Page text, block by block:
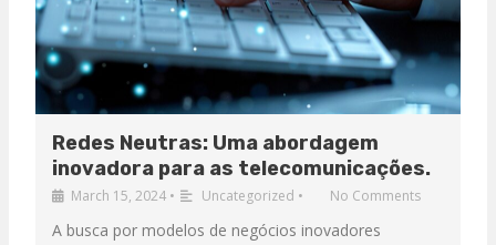
Redes Neutras: Uma abordagem
inovadora para as telecomunicações.
March 15, 2024 • Uncategorized • No Comments
A busca por modelos de negócios inovadores